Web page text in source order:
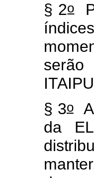
§ 2o
serão
§ 3oA
da